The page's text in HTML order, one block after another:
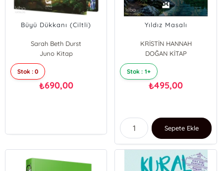
Büyü Dükkanı (Ciltli)
Sarah Beth Durst
Juno Kitap
Stok : 0
₺690,00
Yıldız Masalı
KRİSTİN HANNAH
DOĞAN KİTAP
Stok : 1+
₺495,00
Sepete Ekle